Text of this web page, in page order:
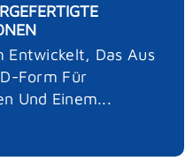
Entwickelt, Das Aus
Form Für
Und Einem...